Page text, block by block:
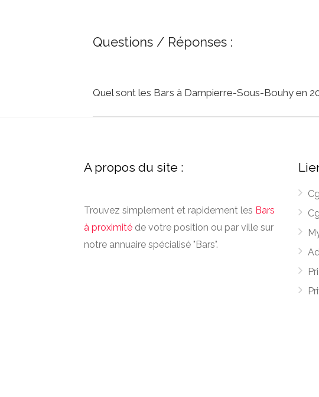
Questions / Réponses :
Quel sont les Bars à Dampierre-Sous-Bouhy en
A propos du site :
Trouvez simplement et rapidement les Bars
à proximité de votre position ou par ville sur
notre annuaire spécialisé "Bars".